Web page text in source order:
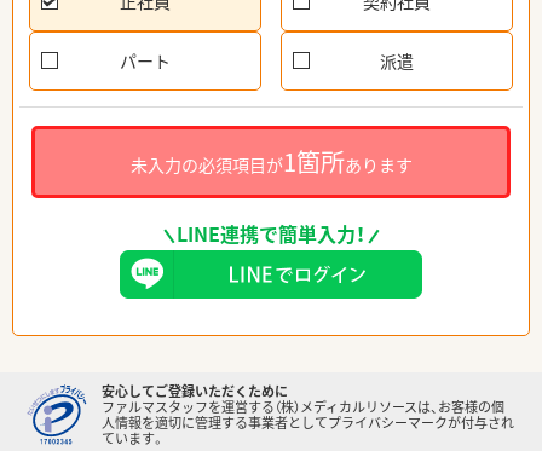
パート 派遣
未入力の必須項目が1箇所あります
LINE連携で簡単入力！
安心してご登録いただくために
ファルマスタッフを運営する（株）メディカルリソースは、お客様の個
人情報を適切に管理する事業者としてプライバシーマークが付与され
ています。